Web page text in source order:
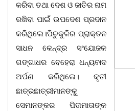
କରିବା ତଥା ଦେଶ ଓ ଜାତିର ନାମ
ରଖିବା ପାଇଁ ଉପଦେଶ ପ୍ରଦାନ
କରିଥିଲେ।ପିଚୁକୁଳିର ପ୍ରାକ୍ତନ
ସାଧନ କେନ୍ଦ୍ର ସଂଯୋଜକ
ଗଙ୍ଗାଧର ବେହେରା ଧନ୍ୟବାଦ
ଅର୍ପଣ କରିଥିଲେ। କୃତୀ
ଛାତ୍ରଛାତ୍ରୀମାନଙ୍କୁ
ସେମାନଙ୍କର ପିତାମାତାଙ୍କ